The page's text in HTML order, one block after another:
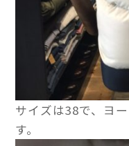
サイズは38で、ヨ
す。